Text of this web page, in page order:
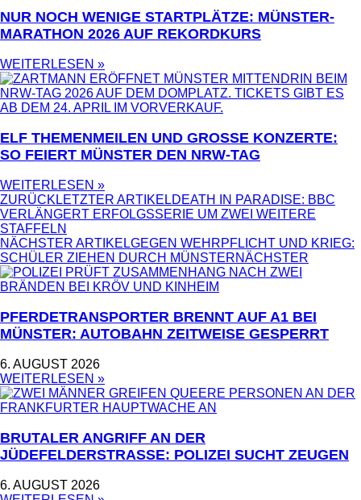
NUR NOCH WENIGE STARTPLÄTZE: MÜNSTER-
MARATHON 2026 AUF REKORDKURS
WEITERLESEN »
ELF THEMENMEILEN UND GROSSE KONZERTE: S
O FEIERT MÜNSTER DEN NRW-TAG
WEITERLESEN »
ZURÜCK LETZTER ARTIKELDEATH IN PARADISE: BBC
VERLÄNGERT ERFOLGSSERIE UM ZWEI WEITERE
STAFFELN
NÄCHSTER ARTIKELGEGEN WEHRPFLICHT UND KRIEG:
SCHÜLER ZIEHEN DURCH MÜNSTERNÄCHSTER
PFERDETRANSPORTER BRENNT AUF A1 BEI
MÜNSTER: AUTOBAHN ZEITWEISE GESPERRT
6. AUGUST 2026
WEITERLESEN »
BRUTALER ANGRIFF AN DER
JÜDEFELDERSTRASSE: POLIZEI SUCHT ZEUGEN
6. AUGUST 2026